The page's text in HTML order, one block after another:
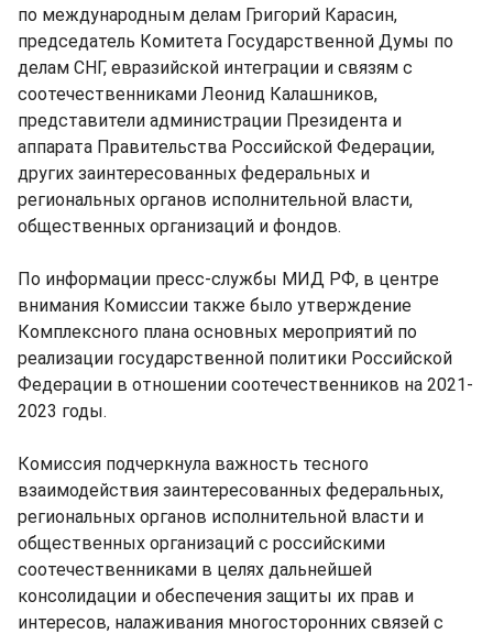
по международным делам Григорий Карасин,
председатель Комитета Государственной Думы по
делам СНГ, евразийской интеграции и связям с
соотечественниками Леонид Калашников,
представители администрации Президента и
аппарата Правительства Российской Федерации,
других заинтересованных федеральных и
региональных органов исполнительной власти,
общественных организаций и фондов.
По информации пресс-службы МИД РФ, в центре
внимания Комиссии также было утверждение
Комплексного плана основных мероприятий по
реализации государственной политики Российской
Федерации в отношении соотечественников на 2021-
2023 годы.
Комиссия подчеркнула важность тесного
взаимодействия заинтересованных федеральных,
региональных органов исполнительной власти и
общественных организаций с российскими
соотечественниками в целях дальнейшей
консолидации и обеспечения защиты их прав и
интересов, налаживания многосторонних связей с